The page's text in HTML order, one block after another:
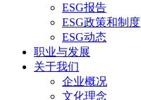
ESG报告
ESG政策和制度
ESG动态
职业与发展
关于我们
企业概况
文化理念